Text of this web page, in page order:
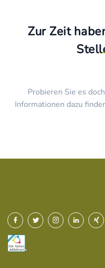
Zur Zeit
Probieren Sie es
Informationen dazu